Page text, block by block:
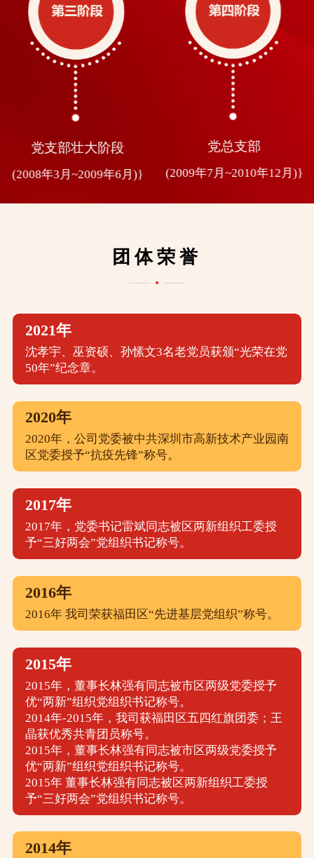
党总支部
(2009年7月~2010年12月)}
党委
(2011年1月至今)}
团体荣誉
2021年
沈孝宇、巫资硕、孙愫文3名老党员获颁“光荣在党
50年”纪念章。
2020年
2020年，公司党委被中共深圳市高新技术产业园南
区党委授予“抗疫先锋”称号。
2017年
2017年，党委书记雷斌同志被区两新组织工委授
予“三好两会”党组织书记称号。
2016年
2016年 我司荣获福田区“先进基层党组织”称号。
2015年
2015年，董事长林强有同志被市区两级党委授予
优“两新”组织党组织书记称号。
2014年-2015年，我司获福田区五四红旗团委；王
晶获优秀共青团员称号。
2015年，董事长林强有同志被市区两级党委授予
优“两新”组织党组织书记称号。
2015年 董事长林强有同志被区两新组织工委授
予“三好两会”党组织书记称号。
2014年